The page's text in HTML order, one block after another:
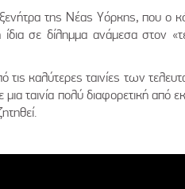
της Νέας Υόρκης, που ο
ίδια σε δίλημμα ανάμεσα στον
τις καλύτερες ταινίες των
μια ταινία πολύ διαφορετική από